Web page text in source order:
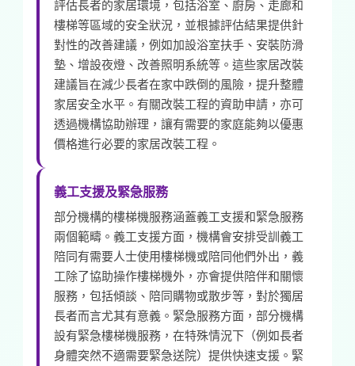
評估長者的家居環境，包括浴室、廚房、走廊和
樓梯等區域的安全狀況，並根據評估結果提供針
對性的改善建議，例如加設浴室扶手、安裝防滑
墊、增設夜燈、改善照明系統等。這些家居改裝
建議旨在減少長者在家中跌倒的風險，提升整體
家居安全水平。有關改裝工程的資助申請，亦可
透過機構協助辦理，讓有需要的家庭能夠以優惠
價格進行必要的家居改裝工程。
義工支援及緊急服務
部分機構的樓梯機服務涵蓋義工支援和緊急服務
兩個範疇。義工支援方面，機構會安排受訓義工
陪同有需要人士使用樓梯機或陪同他們外出，義
工除了協助操作樓梯機外，亦會提供陪伴和關懷
服務，包括傾談、陪同購物或散步等，對於獨居
長者而言尤其有意義。緊急服務方面，部分機構
設有緊急樓梯機服務，在特殊情況下（例如長者
身體突然不適需要緊急送院）提供快速支援。緊